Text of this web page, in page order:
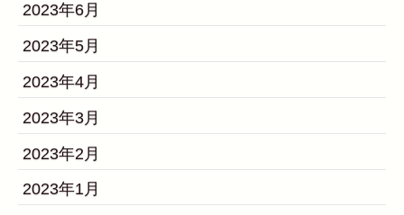
2023年6月
2023年5月
2023年4月
2023年3月
2023年2月
2023年1月